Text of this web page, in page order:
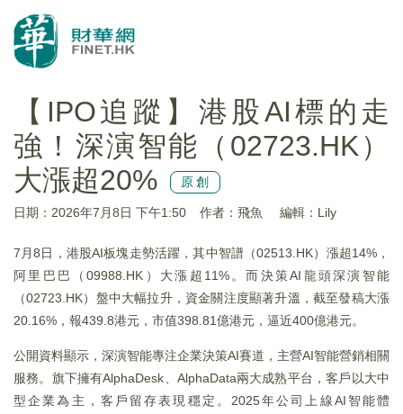
【IPO追蹤】港股AI標的走
強！深演智能（02723.HK）
大漲超20%
原創
日期：2026年7月8日 下午1:50 作者：飛魚 編輯：Lily
7月8日，港股AI板塊走勢活躍，其中智譜（02513.HK）漲超14%，
阿里巴巴（09988.HK）大漲超11%。而決策AI龍頭深演智能
（02723.HK）盤中大幅拉升，資金關注度顯著升溫，截至發稿大漲
20.16%，報439.8港元，市值398.81億港元，逼近400億港元。
公開資料顯示，深演智能專注企業決策AI賽道，主營AI智能營銷相關
服務。旗下擁有AlphaDesk、AlphaData兩大成熟平台，客戶以大中
型企業為主，客戶留存表現穩定。2025年公司上線AI智能體